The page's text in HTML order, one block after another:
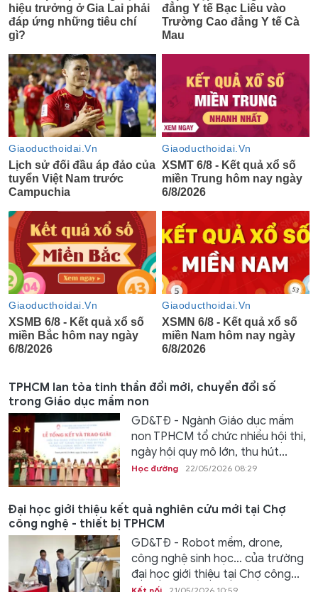
TPHCM lan tỏa tinh thần đổi mới, chuyển đổi số
trong Giáo dục mầm non
GD&TĐ - Ngành Giáo dục mầm
non TPHCM tổ chức nhiều hội thi,
ngày hội quy mô lớn, thu hút...
Học đường 22/05/2026 08:29
Đại học giới thiệu kết quả nghiên cứu mới tại Chợ
công nghệ - thiết bị TPHCM
GD&TĐ - Robot mềm, drone,
công nghệ sinh học… của trường
đại học giới thiệu tại Chợ công...